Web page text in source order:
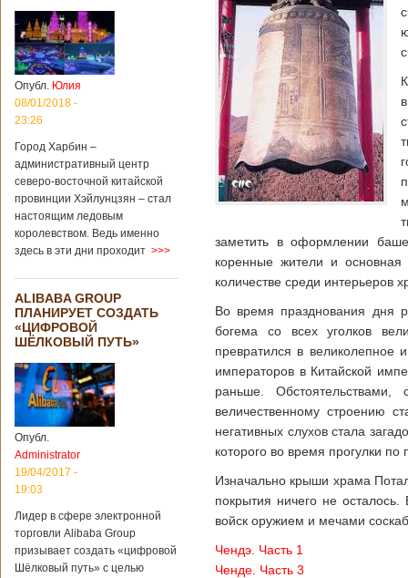
Опубл. Юлия
08/01/2018 -
23:26
Город Харбин –
административный центр
северо-восточной китайской
провинции Хэйлунцзян – стал
настоящим ледовым
королевством. Ведь именно
здесь в эти дни проходит >>>
ALIBABA GROUP
ПЛАНИРУЕТ СОЗДАТЬ
«ЦИФРОВОЙ
ШЁЛКОВЫЙ ПУТЬ»
Опубл.
Administrator
19/04/2017 -
19:03
Лидер в сфере электронной
торговли Alibaba Group
призывает создать «цифровой
Шёлковый путь» с целью
заметить в оформлении
коренные жители и
количестве среди интерьеров
Во время празднования дня
богема со всех уголков
превратился в великолепное
императоров в Китайской
раньше.
величественному строению
негативных слухов стала
которого во время прогулки
Изначально крыши храма
покрытия ничего не
войск оружием и мечами
Чендэ. Часть 1
Ченде. Часть 3